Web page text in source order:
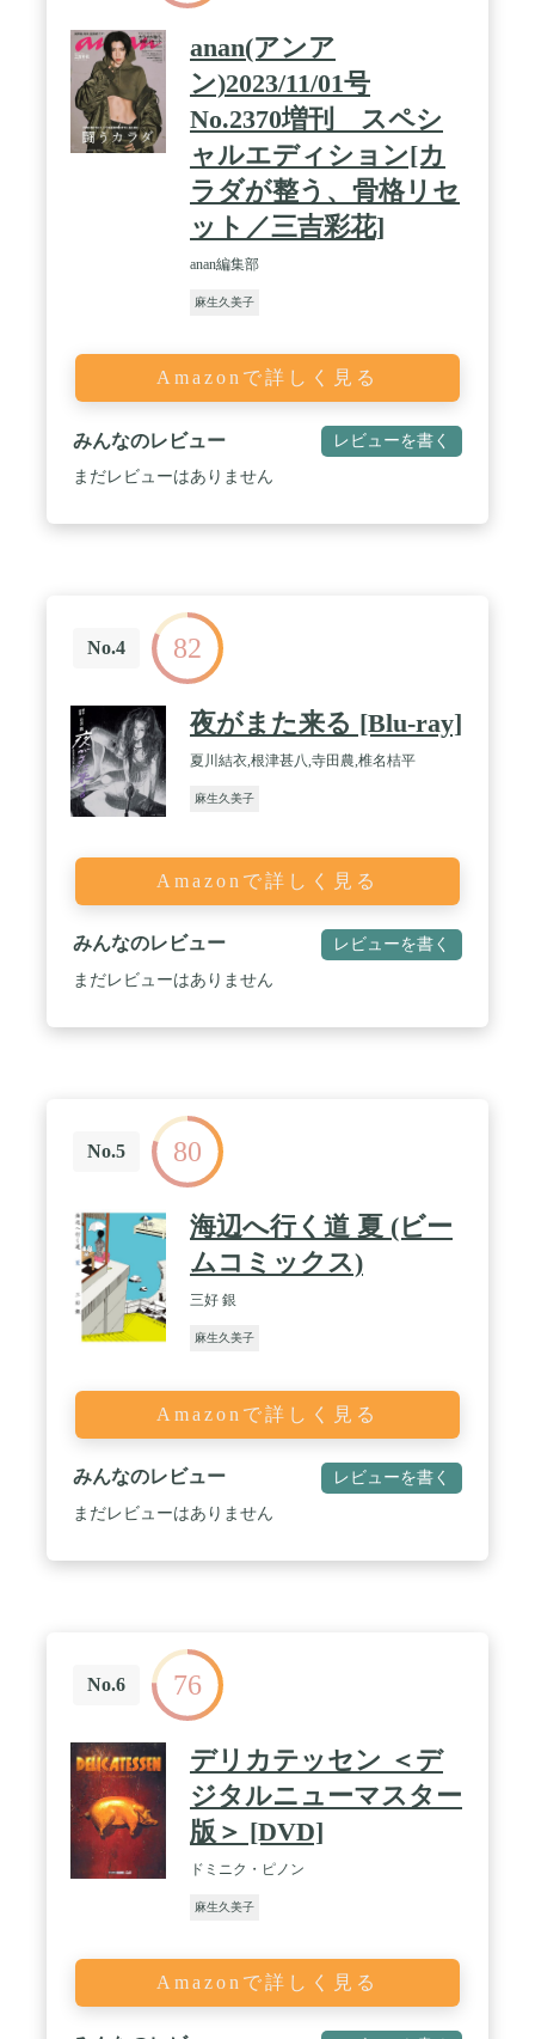
anan(アンア
ン)2023/11/01号
No.2370増刊 スペシ
ャルエディション[カ
ラダが整う、骨格リセ
ット／三吉彩花]
anan編集部
麻生久美子
Amazonで詳しく見る
みんなのレビュー レビューを書く
まだレビューはありません
No.4 82
夜がまた来る [Blu-ray]
夏川結衣,根津甚八,寺田農,椎名桔平
麻生久美子
Amazonで詳しく見る
みんなのレビュー レビューを書く
まだレビューはありません
No.5 80
海辺へ行く道 夏 (ビー
ムコミックス)
三好 銀
麻生久美子
Amazonで詳しく見る
みんなのレビュー レビューを書く
まだレビューはありません
No.6 76
デリカテッセン ＜デ
ジタルニューマスター
版＞ [DVD]
ドミニク・ピノン
麻生久美子
Amazonで詳しく見る